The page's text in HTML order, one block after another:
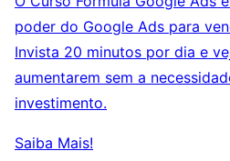
poder do Google Ads para
Invista 20 minutos por dia e
aumentarem sem a
investimento.
Saiba Mais!